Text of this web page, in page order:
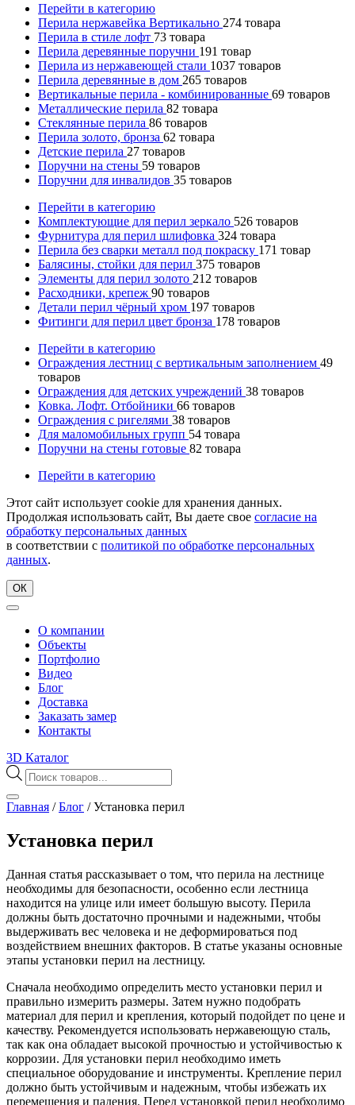
Перейти в категорию
Перила нержавейка Вертикально 274 товара
Перила в стиле лофт 73 товара
Перила деревянные поручни 191 товар
Перила из нержавеющей стали 1037 товаров
Перила деревянные в дом 265 товаров
Вертикальные перила - комбинированные 69 товаров
Металлические перила 82 товара
Стеклянные перила 86 товаров
Перила золото, бронза 62 товара
Детские перила 27 товаров
Поручни на стены 59 товаров
Поручни для инвалидов 35 товаров
Перейти в категорию
Комплектующие для перил зеркало 526 товаров
Фурнитура для перил шлифовка 324 товара
Перила без сварки металл под покраску 171 товар
Балясины, стойки для перил 375 товаров
Элементы для перил золото 212 товаров
Расходники, крепеж 90 товаров
Детали перил чёрный хром 197 товаров
Фитинги для перил цвет бронза 178 товаров
Перейти в категорию
Ограждения лестниц с вертикальным заполнением 49
товаров
Ограждения для детских учреждений 38 товаров
Ковка. Лофт. Отбойники 66 товаров
Ограждения с ригелями 38 товаров
Для маломобильных групп 54 товара
Поручни на стены готовые 82 товара
Перейти в категорию
Этот сайт использует cookie для хранения данных.
Продолжая использовать сайт, Вы даете свое согласие на
обработку персональных данных
в соответствии с политикой по обработке персональных
данных.
ОК
О компании
Объекты
Портфолио
Видео
Блог
Доставка
Заказать замер
Контакты
3D Каталог
Поиск
товаров
Главная /Блог /Установка перил
Установка перил
Данная статья рассказывает о том, что перила на лестнице
необходимы для безопасности, особенно если лестница
находится на улице или имеет большую высоту. Перила
должны быть достаточно прочными и надежными, чтобы
выдерживать вес человека и не деформироваться под
воздействием внешних факторов. В статье указаны основные
этапы установки перил на лестницу.
Сначала необходимо определить место установки перил и
правильно измерить размеры. Затем нужно подобрать
материал для перил и крепления, который подойдет по цене и
качеству. Рекомендуется использовать нержавеющую сталь,
так как она обладает высокой прочностью и устойчивостью к
коррозии. Для установки перил необходимо иметь
специальное оборудование и инструменты. Крепление перил
должно быть устойчивым и надежным, чтобы избежать их
перемещения и падения. Перед установкой перил необходимо